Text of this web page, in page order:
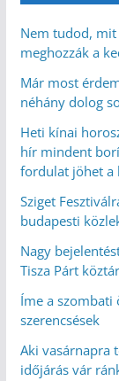
Nem tudod, mit
meghozzák a
Már most
néhány dolog
Heti kínai
hír mindent
fordulat jöhet a
Sziget
budapesti
Nagy
Tisza Párt
Íme a
szerencsések
Aki vasárnapra
időjárás vár